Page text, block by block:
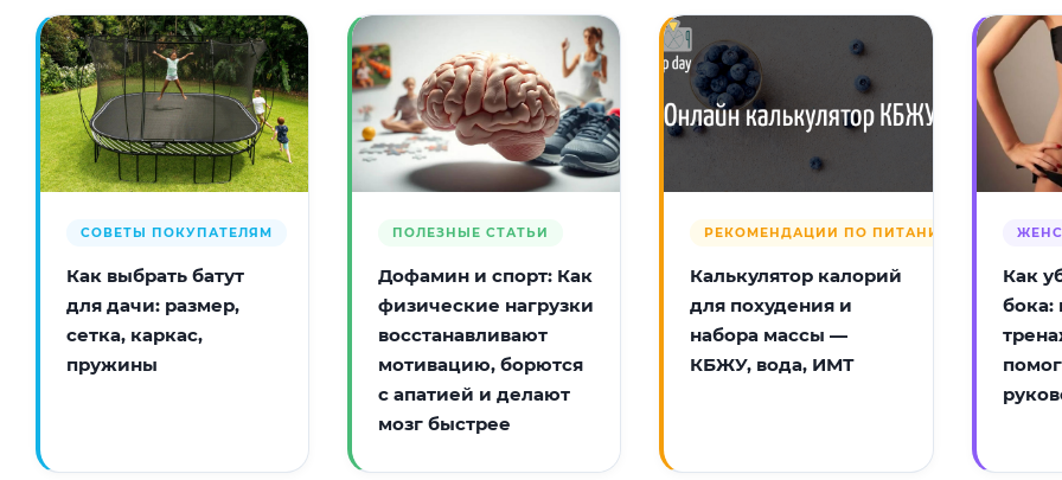
СОВЕТЫ ПОКУПАТЕЛЯМ
Как выбрать батут
для дачи: размер,
сетка, каркас,
пружины
ПОЛЕЗНЫЕ СТАТЬИ
Дофамин и спорт: Как
физические нагрузки
восстанавливают
мотивацию, борются
с апатией и делают
мозг быстрее
РЕКОМЕНДАЦИИ ПО ПИТАНИЮ
Калькулятор калорий
для похудения и
набора массы —
КБЖУ, вода, ИМТ
Как
бока: